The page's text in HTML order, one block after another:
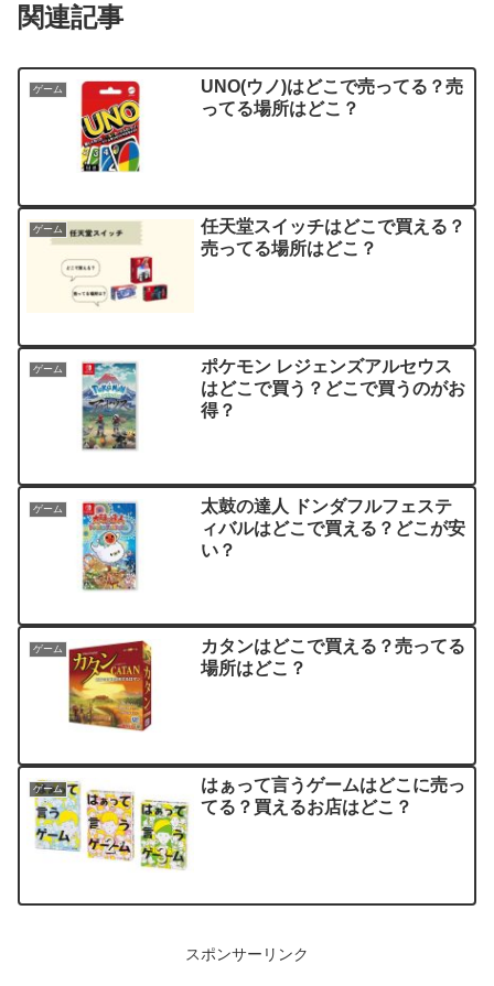
関連記事
ゲーム
UNO(ウノ)はどこで売ってる？売
ってる場所はどこ？
ゲーム
任天堂スイッチはどこで買える？
売ってる場所はどこ？
ゲーム
ポケモン レジェンズアルセウス
はどこで買う？どこで買うのがお
得？
ゲーム
太鼓の達人 ドンダフルフェステ
ィバルはどこで買える？どこが安
い？
ゲーム
カタンはどこで買える？売ってる
場所はどこ？
ゲーム
はぁって言うゲームはどこに売っ
てる？買えるお店はどこ？
スポンサーリンク